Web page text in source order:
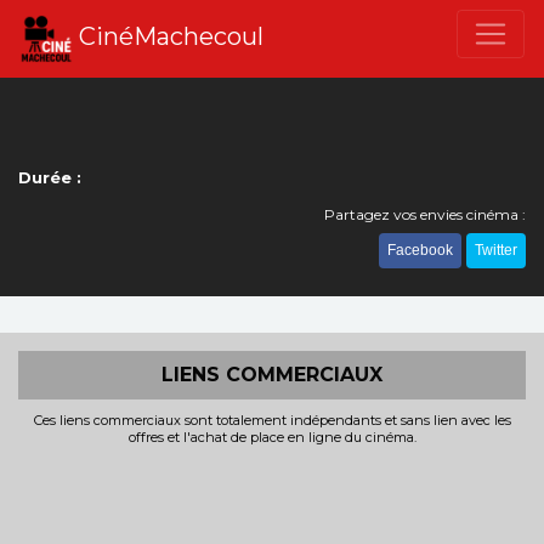
CinéMachecoul
Durée :
Partagez vos envies cinéma :
Facebook Twitter
LIENS COMMERCIAUX
Ces liens commerciaux sont totalement indépendants et sans lien avec les
offres et l'achat de place en ligne du cinéma.